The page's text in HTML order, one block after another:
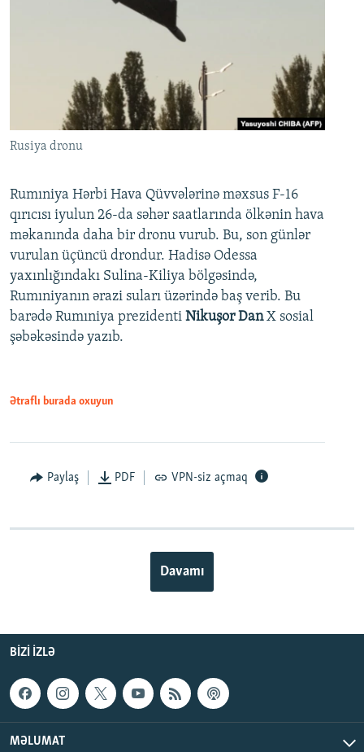
Rusiya dronu
Rumıniya Hərbi Hava Qüvvələrinə məxsus F-16
qırıcısı iyulun 26-da səhər saatlarında ölkənin hava
məkanında daha bir dronu vurub. Bu, son günlər
vurulan üçüncü drondur. Hadisə Odessa
yaxınlığındakı Sulina-Kiliya bölgəsində,
Rumıniyanın ərazi suları üzərində baş verib. Bu
barədə Rumıniya prezidenti Nikuşor DanX sosial
şəbəkəsində yazıb.
Ətraflı burada oxuyun
Paylaş PDF VPN-siz açmaq
Davamı
BIZI IZLƏ
MƏLUMAT